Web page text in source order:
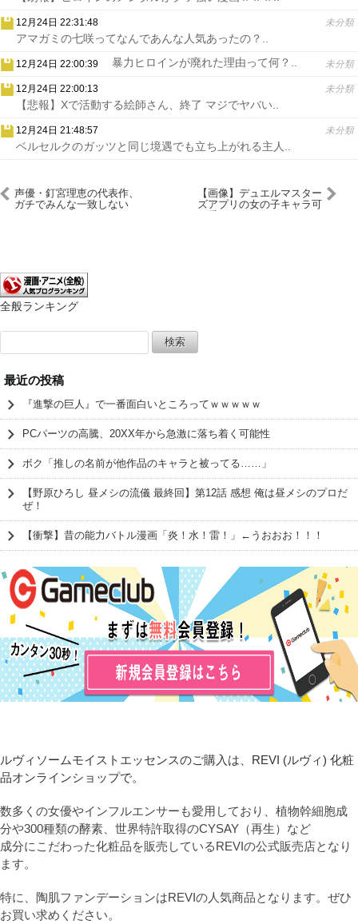
12月24日 22:31:48 未分類
アマガミの七咲ってなんであんな人気あったの？..
12月24日 22:00:39 未分類
暴力ヒロインが廃れた理由って何？..
12月24日 22:00:13 未分類
【悲報】Xで活動する絵師さん、終了 マジでヤバい..
12月24日 21:48:57 未分類
ベルセルクのガッツと同じ境遇でも立ち上がれる主人..
声優・釘宮理恵の代表作、
ガチでみんな一致しない
【画像】デュエルマスター
ズアプリの女の子キャラ可
全般ランキング
索:
最近の投稿
『進撃の巨人』で一番面白いところってｗｗｗｗｗ
PCパーツの高騰、20XX年から急激に落ち着く可能性
ボク「推しの名前が他作品のキャラと被ってる……」
【野原ひろし 昼メシの流儀 最終回】第12話 感想 俺は昼メシのプロだ
ぜ！
【衝撃】昔の能力バトル漫画「炎！水！雷！」←うおおお！！！
ルヴィソームモイストエッセンスのご購入は、REVI (ルヴィ) 化粧
品オンラインショップで。
数多くの女優やインフルエンサーも愛用しており、植物幹細胞成
分や300種類の酵素、世界特許取得のCYSAY（再生）など
成分にこだわった化粧品を販売しているREVIの公式販売店となり
ます。
特に、陶肌ファンデーションはREVIの人気商品となります。ぜひ
お買い求めください。